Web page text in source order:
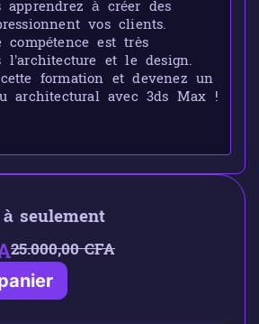
apprendrez à créer des
vos clients.
compétence est très
l’architecture et le design.
formation et devenez un
architectural avec 3ds Max !
seulement
25.000,00CFA